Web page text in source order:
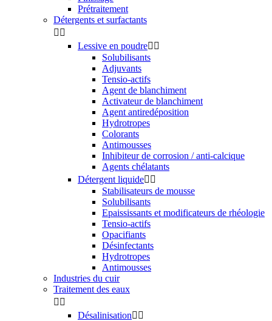
Prétraitement
Détergents et surfactants
 
Lessive en poudre 
Solubilisants
Adjuvants
Tensio-actifs
Agent de blanchiment
Activateur de blanchiment
Agent antiredéposition
Hydrotropes
Colorants
Antimousses
Inhibiteur de corrosion / anti-calcique
Agents chélatants
Détergent liquide 
Stabilisateurs de mousse
Solubilisants
Epaississants et modificateurs de rhéologie
Tensio-actifs
Opacifiants
Désinfectants
Hydrotropes
Antimousses
Industries du cuir
Traitement des eaux
 
Désalinisation 